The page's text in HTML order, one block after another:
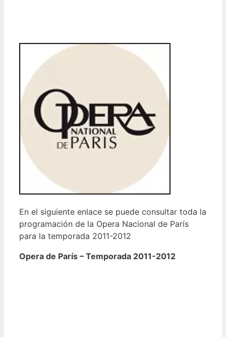
En el siguiente enlace se puede consultar toda la
programación de la Opera Nacional de París
para la temporada 2011-2012
Opera de París – Temporada 2011-2012